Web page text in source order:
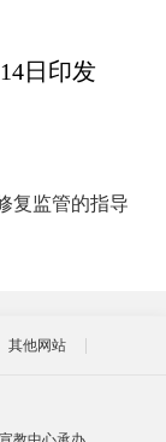
日印发
复监管的指导
其他网站